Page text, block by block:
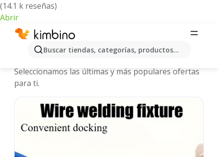
(14.1 k reseñas)
Abrir
Buscar tiendas, categorías, productos...
General Zuazua - Folletos y ofertas
Seleccionamos las últimas y más populares ofertas
para ti.